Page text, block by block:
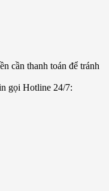
cần thanh toán để tránh
gọi Hotline 24/7: